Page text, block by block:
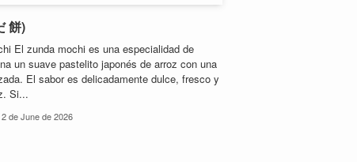
餅)
El zunda mochi es una especialidad de
un suave pastelito japonés de arroz con una
El sabor es delicadamente dulce, fresco y
Si...
2 de June de 2026